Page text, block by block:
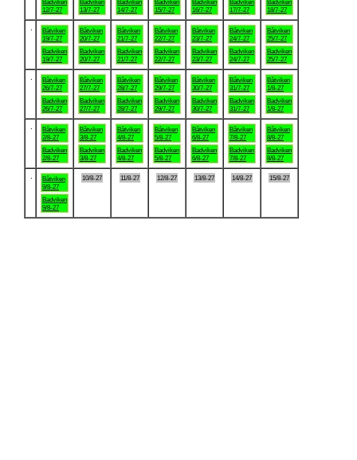
Badviken
12/7-27
Badviken
13/7-27
Badviken
14/7-27
Badviken
15/7-27
Badviken
16/7-27
Badviken
17/7-27
Badviken
18/7-27
Båtviken
19/7-27
Badviken
19/7-27
Båtviken
20/7-27
Badviken
20/7-27
Båtviken
21/7-27
Badviken
21/7-27
Båtviken
22/7-27
Badviken
22/7-27
Båtviken
23/7-27
Badviken
23/7-27
Båtviken
24/7-27
Badviken
24/7-27
Båtviken
25/7-27
Badviken
25/7-27
Båtviken
26/7-27
Badviken
26/7-27
Båtviken
27/7-27
Badviken
27/7-27
Båtviken
28/7-27
Badviken
28/7-27
Båtviken
29/7-27
Badviken
29/7-27
Båtviken
30/7-27
Badviken
30/7-27
Båtviken
31/7-27
Badviken
31/7-27
Båtviken
1/8-27
Badviken
1/8-27
Båtviken
2/8-27
Badviken
2/8-27
Båtviken
3/8-27
Badviken
3/8-27
Båtviken
4/8-27
Badviken
4/8-27
Båtviken
5/8-27
Badviken
5/8-27
Båtviken
6/8-27
Badviken
6/8-27
Båtviken
7/8-27
Badviken
7/8-27
Båtviken
8/8-27
Badviken
8/8-27
Båtviken
9/8-27
Badviken
9/8-27
10/8-27 11/8-27 12/8-27 13/8-27 14/8-27 15/8-27